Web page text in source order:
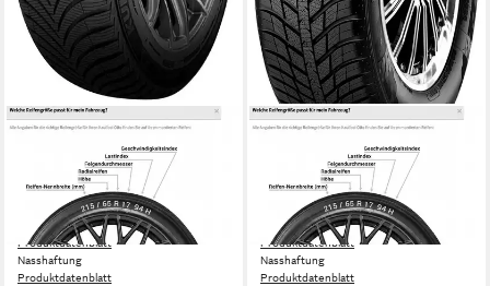
KUMHO
Ganzjahresreifen HA-32, in
verschiedenen Ausführungen
erhältlich
Kraftstoffeffizienz
Produktdatenblatt
Nasshaftung
Produktdatenblatt
NEXEN
Ganzjahresreifen N`Blue
4Season, in verschiedenen
Ausführungen erhältlich
Kraftstoffeffizienz
Produktdatenblatt
Nasshaftung
Produktdatenblatt